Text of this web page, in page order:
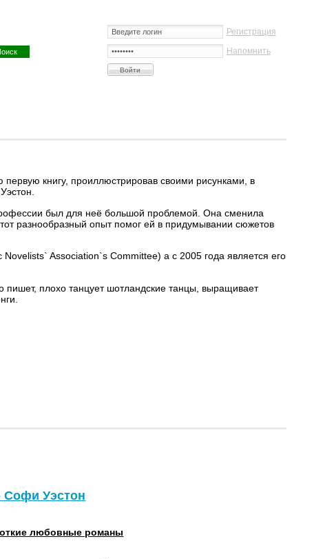
Регистрация
Напомнить
книгу, проиллюстрировав своими рисунками, в
был для неё большой проблемой. Она сменила
разнообразный опыт помог ей в придумывании сюжетов
Association`s Committee) а с 2005 года является его
плохо танцует шотландские танцы, выращивает
Софи Уэстон
любовные романы